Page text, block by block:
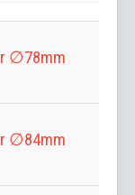
∅78mm
∅84mm